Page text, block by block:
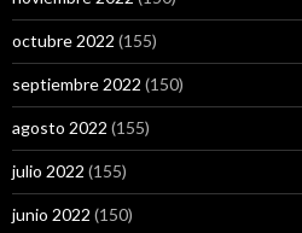
octubre 2022 (155)
septiembre 2022 (150)
agosto 2022 (155)
julio 2022 (155)
junio 2022 (150)